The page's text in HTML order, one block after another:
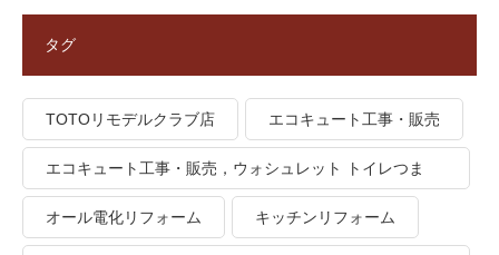
タグ
TOTOリモデルクラブ店 エコキュート工事・販売
エコキュート工事・販売，ウォシュレット トイレつま
り、トイレ水漏れ
オール電化リフォーム キッチンリフォーム